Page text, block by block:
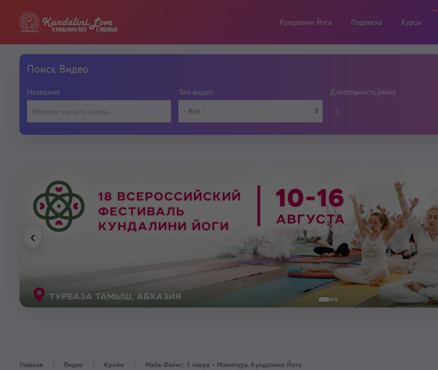
Кундалини Йога Подписка Курсы
Поиск Видео
Название Тип видео
Длительность (мин)
1
‹
Главная Видео Крийи Майя Файнс: 3 чакра – Манипура. Кундалини Йога